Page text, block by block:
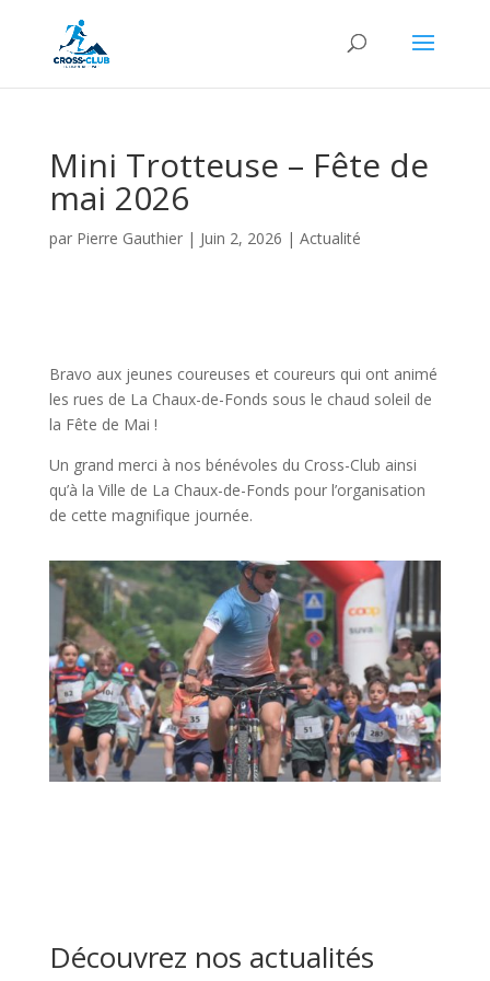
Mini Trotteuse – Fête de
mai 2026
par Pierre Gauthier| Juin 2, 2026 | Actualité
Bravo aux jeunes coureuses et coureurs qui ont animé
les rues de La Chaux-de-Fonds sous le chaud soleil de
la Fête de Mai !
Un grand merci à nos bénévoles du Cross-Club ainsi
qu’à la Ville de La Chaux-de-Fonds pour l’organisation
de cette magnifique journée.
Découvrez nos actualités